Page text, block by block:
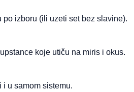
izboru (ili uzeti set bez slavine).
koje utiču na miris i okus.
u samom sistemu.